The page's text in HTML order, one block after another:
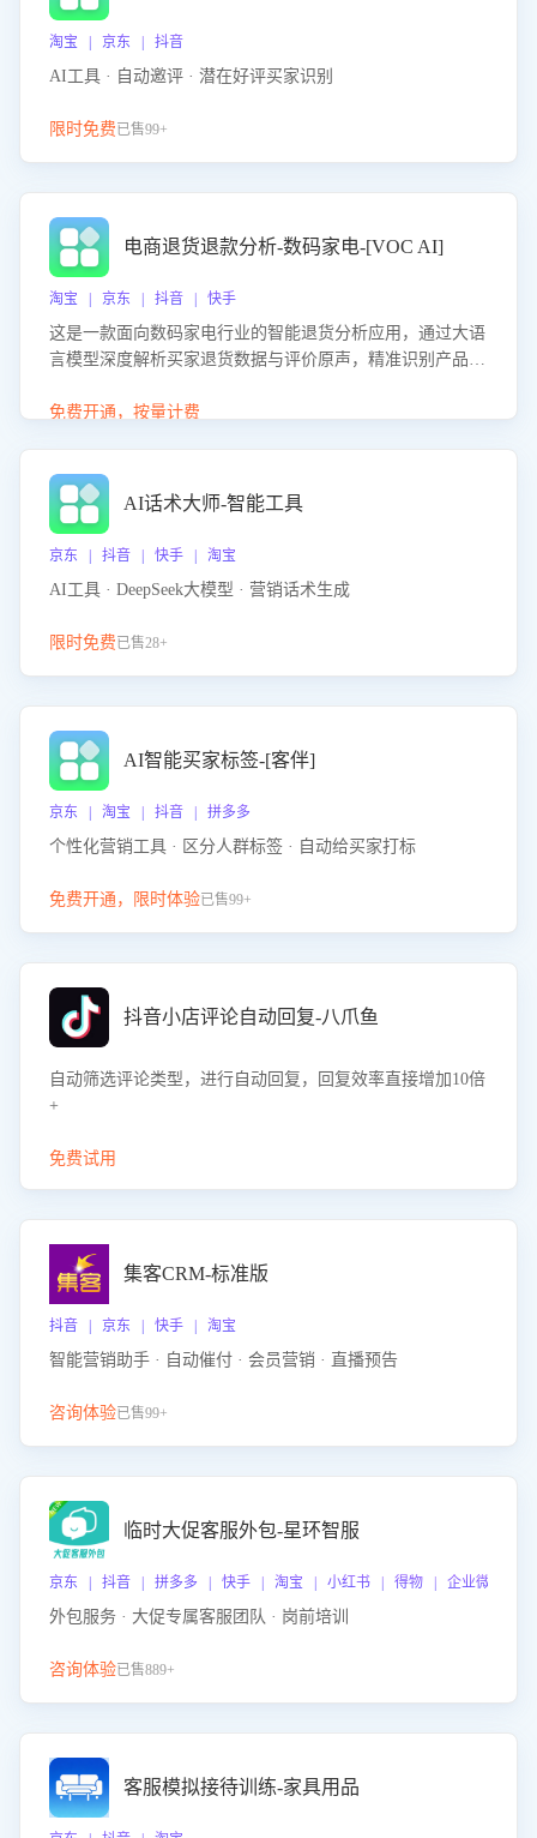
淘宝 | 京东 | 抖音
AI工具 · 自动邀评 · 潜在好评买家识别
限时免费已售99+
电商退货退款分析-数码家电-[VOC AI]
淘宝 | 京东 | 抖音 | 快手
这是一款面向数码家电行业的智能退货分析应用，通过大语
言模型深度解析买家退货数据与评价原声，精准识别产品质
改进建议，通过挖掘用户痛点驱动产品迭代，从根本上降低
免费开通，按量计费
AI话术大师-智能工具
京东 | 抖音 | 快手 | 淘宝
AI工具 · DeepSeek大模型 · 营销话术生成
限时免费已售28+
AI智能买家标签-[客伴]
京东 | 淘宝 | 抖音 | 拼多多
个性化营销工具 · 区分人群标签 · 自动给买家打标
免费开通，限时体验已售99+
抖音小店评论自动回复-八爪鱼
自动筛选评论类型，进行自动回复，回复效率直接增加10倍
+
免费试用
集客CRM-标准版
抖音 | 京东 | 快手 | 淘宝
智能营销助手 · 自动催付 · 会员营销 · 直播预告
咨询体验已售99+
临时大促客服外包-星环智服
京东 | 抖音 | 拼多多 | 快手 | 淘宝 | 小红书 | 得物 | 企业微信
外包服务 · 大促专属客服团队 · 岗前培训
咨询体验已售889+
客服模拟接待训练-家具用品